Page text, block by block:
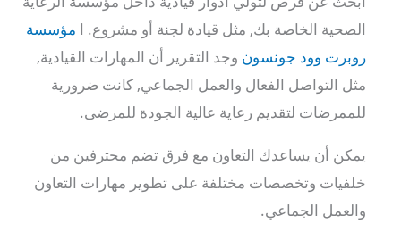
الصحية الخاصة بك, مثل قيادة لجنة أو مشروع. ا مؤسسة
روبرت وود جونسون وجد التقرير أن المهارات القيادية,
مثل التواصل الفعال والعمل الجماعي, كانت ضرورية
للممرضات لتقديم رعاية عالية الجودة للمرضى.
يمكن أن يساعدك التعاون مع فرق تضم محترفين من
خلفيات وتخصصات مختلفة على تطوير مهارات التعاون
والعمل الجماعي.